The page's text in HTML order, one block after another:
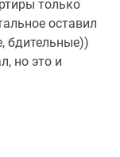
только
оставил
бдительные))
но это и